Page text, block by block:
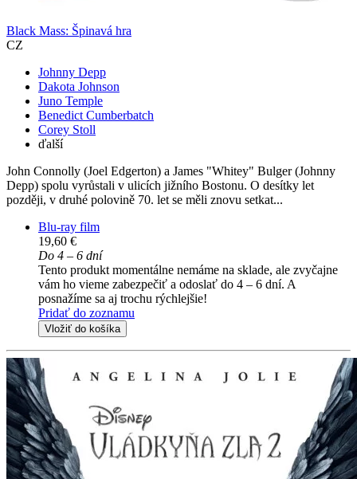
Black Mass: Špinavá hra
CZ
Johnny Depp
Dakota Johnson
Juno Temple
Benedict Cumberbatch
Corey Stoll
ďalší
John Connolly (Joel Edgerton) a James "Whitey" Bulger (Johnny
Depp) spolu vyrůstali v ulicích jižního Bostonu. O desítky let
později, v druhé polovině 70. let se měli znovu setkat...
Blu-ray film
19,60 €
Do 4 – 6 dní
Tento produkt momentálne nemáme na sklade, ale zvyčajne
vám ho vieme zabezpečiť a odoslať do 4 – 6 dní. A
posnažíme sa aj trochu rýchlejšie!
Pridať do zoznamu
Vložiť do košíka